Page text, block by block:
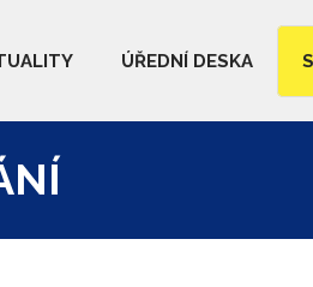
ÚŘEDNÍ DESKA